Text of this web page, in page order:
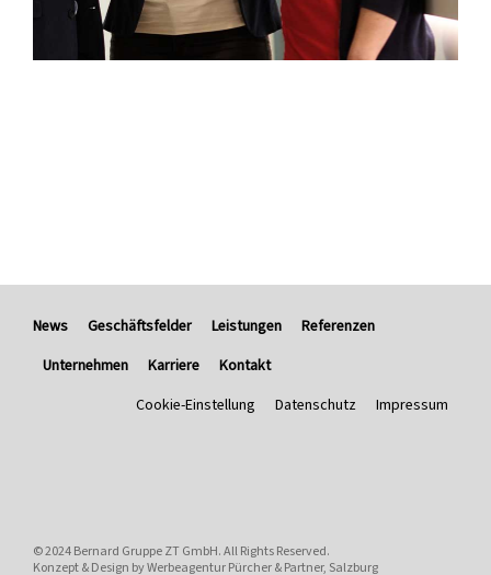
News Geschäftsfelder Leistungen
Referenzen
Unternehmen
Karriere
Kontakt
Impressum
Datenschutz
Cookie-Einstellung
© 2024Bernard Gruppe ZT GmbH. All Rights Reserved.
Konzept & Design byWerbeagentur Pürcher & Partner, Salzburg